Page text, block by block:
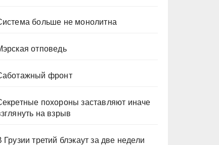
больше не монолитна
отповедь
фронт
похороны заставляют иначе
на взрыв
Грузии третий блэкаут за две недели